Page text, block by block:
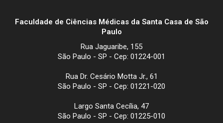
Faculdade de Ciências Médicas da Santa Casa de São
Paulo
Rua Jaguaribe, 155
São Paulo - SP - Cep: 01224-001
Rua Dr. Cesário Motta Jr., 61
São Paulo - SP - Cep: 01221-020
Largo Santa Cecília, 47
São Paulo - SP - Cep: 01225-010